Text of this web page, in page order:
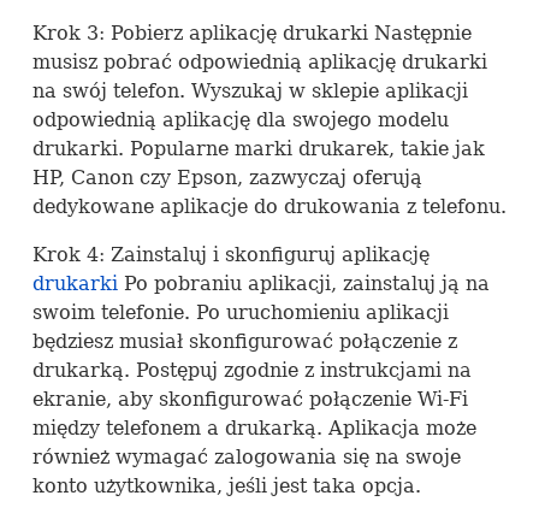
Krok 3: Pobierz aplikację drukarki Następnie
musisz pobrać odpowiednią aplikację drukarki
na swój telefon. Wyszukaj w sklepie aplikacji
odpowiednią aplikację dla swojego modelu
drukarki. Popularne marki drukarek, takie jak
HP, Canon czy Epson, zazwyczaj oferują
dedykowane aplikacje do drukowania z telefonu.
Krok 4: Zainstaluj i skonfiguruj aplikację
drukarkiPo pobraniu aplikacji, zainstaluj ją na
swoim telefonie. Po uruchomieniu aplikacji
będziesz musiał skonfigurować połączenie z
drukarką. Postępuj zgodnie z instrukcjami na
ekranie, aby skonfigurować połączenie Wi-Fi
między telefonem a drukarką. Aplikacja może
również wymagać zalogowania się na swoje
konto użytkownika, jeśli jest taka opcja.